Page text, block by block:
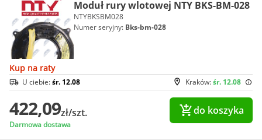
Moduł rury wlotowej NTY BKS-BM-028
NTYBKSBM028
Numer seryjny: Bks-bm-028
Kup na raty
Kraków:śr. 12.08
U ciebie:śr. 12.08
422,09zł/szt.
Darmowa dostawa
do koszyka